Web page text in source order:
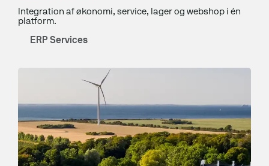
Integration af økonomi, service, lager og webshop i én
platform.
ERP Services